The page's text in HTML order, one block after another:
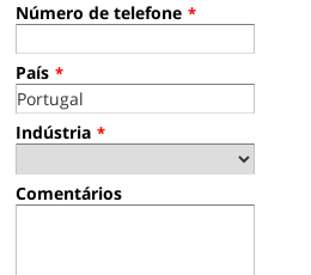
Número de telefone *
País *
Indústria *
Comentários